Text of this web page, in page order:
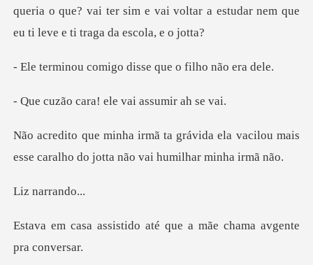
queria o que? vai ter sim e vai
migo disse que o
ra! ele vai as
da ela vacilou mais
esse caralho do
arran
do até que a mãe chama